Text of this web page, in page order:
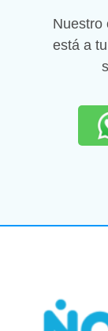
Nuestro
está a